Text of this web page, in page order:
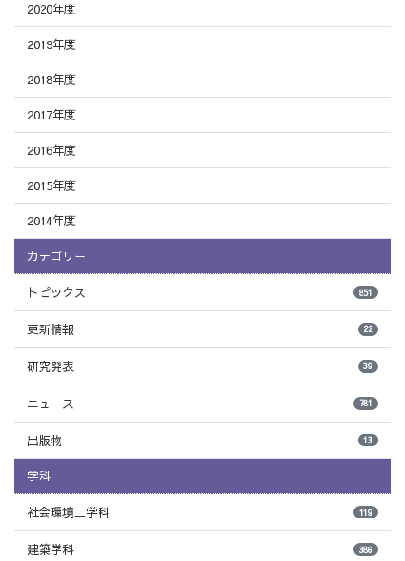
2020年度
2019年度
2018年度
2017年度
2016年度
2015年度
2014年度
カテゴリー
トピックス 851
更新情報 22
研究発表 39
ニュース 781
出版物 13
学科
社会環境工学科 119
建築学科 386